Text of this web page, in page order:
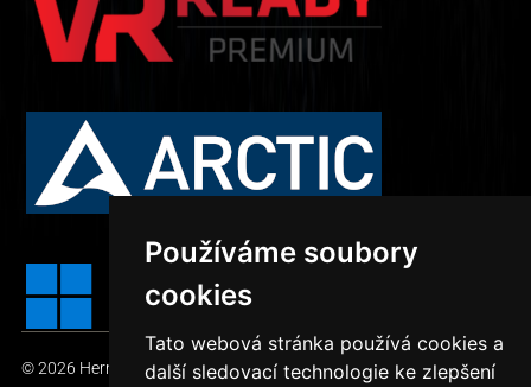
Používáme soubory
cookies
Tato webová stránka používá cookies a
další sledovací technologie ke zlepšení
© 2026 HerníDěla.cz – TOP počítačové sestavy— Prodej